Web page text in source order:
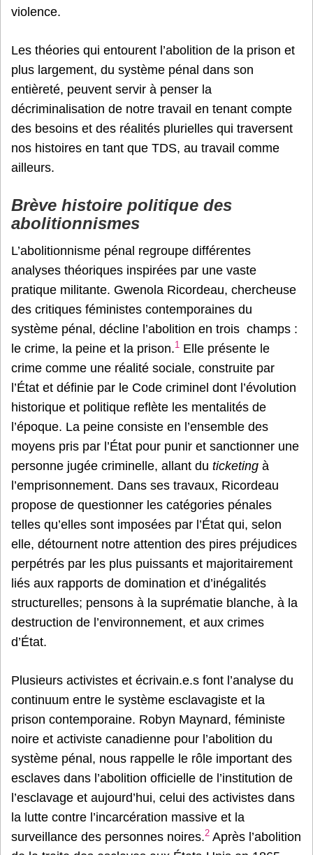
violence.
Les théories qui entourent l’abolition de la prison et
plus largement, du système pénal dans son
entièreté, peuvent servir à penser la
décriminalisation de notre travail en tenant compte
des besoins et des réalités plurielles qui traversent
nos histoires en tant que TDS, au travail comme
ailleurs.
Brève histoire politique des
abolitionnismes
L’abolitionnisme pénal regroupe différentes
analyses théoriques inspirées par une vaste
pratique militante. Gwenola Ricordeau, chercheuse
des critiques féministes contemporaines du
système pénal, décline l’abolition en trois champs :
le crime, la peine et la prison.1 Elle présente le
crime comme une réalité sociale, construite par
l’État et définie par le Code criminel dont l’évolution
historique et politique reflète les mentalités de
l’époque. La peine consiste en l’ensemble des
moyens pris par l’État pour punir et sanctionner une
personne jugée criminelle, allant du ticketing à
l’emprisonnement. Dans ses travaux, Ricordeau
propose de questionner les catégories pénales
telles qu’elles sont imposées par l’État qui, selon
elle, détournent notre attention des pires préjudices
perpétrés par les plus puissants et majoritairement
liés aux rapports de domination et d’inégalités
structurelles; pensons à la suprématie blanche, à la
destruction de l’environnement, et aux crimes
d’État.
Plusieurs activistes et écrivain.e.s font l’analyse du
continuum entre le système esclavagiste et la
prison contemporaine. Robyn Maynard, féministe
noire et activiste canadienne pour l’abolition du
système pénal, nous rappelle le rôle important des
esclaves dans l’abolition officielle de l’institution de
l’esclavage et aujourd’hui, celui des activistes dans
la lutte contre l’incarcération massive et la
surveillance des personnes noires.2 Après l’abolition